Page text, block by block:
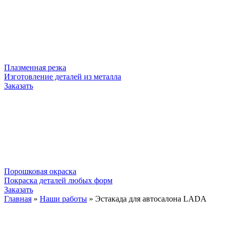
Плазменная резка
Изготовление деталей из металла
Заказать
Порошковая окраска
Покраска деталей любых форм
Заказать
Главная » Наши работы » Эстакада для автосалона LADA